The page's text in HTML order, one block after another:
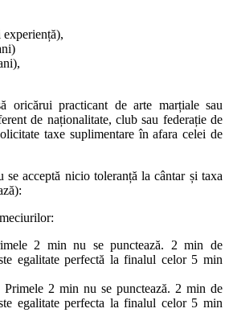
oricărui practicant de arte marțiale sau
de naționalitate, club sau federație de
taxe suplimentare în afara celei de
se acceptă nicio toleranță la cântar și taxa
2 min nu se punctează. 2 min de
egalitate perfectă la finalul celor 5 min
2 min nu se punctează. 2 min de
egalitate perfecta la finalul celor 5 min